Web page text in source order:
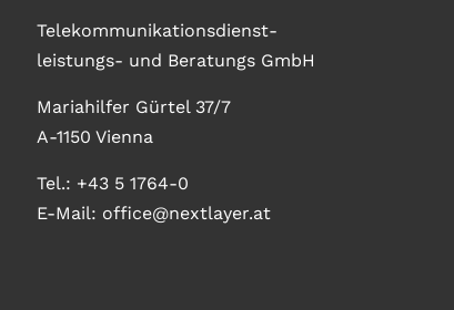
Telekommunikationsdienst-
leistungs- und Beratungs GmbH
Mariahilfer Gürtel 37/7
A-1150 Vienna
Tel.: +43 5 1764-0
E-Mail: office@nextlayer.at